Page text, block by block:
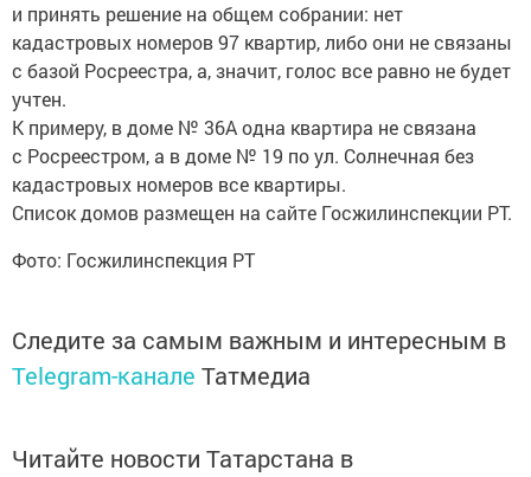
и принять решение на общем собрании: нет
кадастровых номеров 97 квартир, либо они не связаны
с базой Росреестра, а, значит, голос все равно не будет
учтен.
К примеру, в доме № 36А одна квартира не связана
с Росреестром, а в доме № 19 по ул. Солнечная без
кадастровых номеров все квартиры.
Список домов размещен на сайте Госжилинспекции РТ.
Фото: Госжилинспекция РТ
Следите за самым важным и интересным в
Telegram-канале Татмедиа
Читайте новости Татарстана в